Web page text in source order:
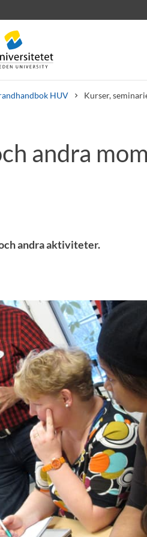
HUV Kurser,
andra
andra aktiviteter.